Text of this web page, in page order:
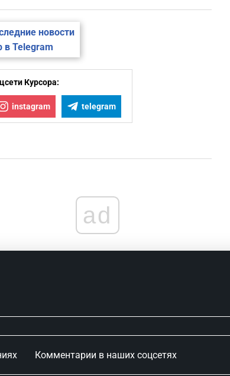
новости
в Telegram
Курсора:
instagram telegram
ad
Комментарии в наших соцсетях